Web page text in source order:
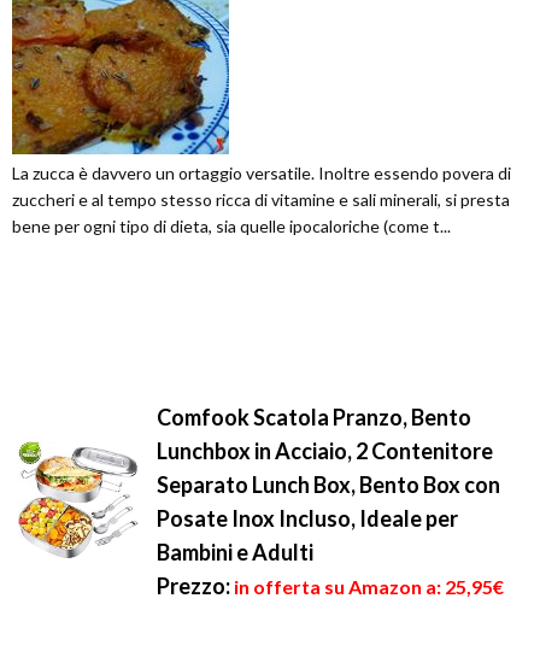
La zucca è davvero un ortaggio versatile. Inoltre essendo povera di
zuccheri e al tempo stesso ricca di vitamine e sali minerali, si presta
bene per ogni tipo di dieta, sia quelle ipocaloriche (come t...
Comfook Scatola Pranzo, Bento
Lunchbox in Acciaio, 2 Contenitore
Separato Lunch Box, Bento Box con
Posate Inox Incluso, Ideale per
Bambini e Adulti
Prezzo: in offerta su Amazon a: 25,95€